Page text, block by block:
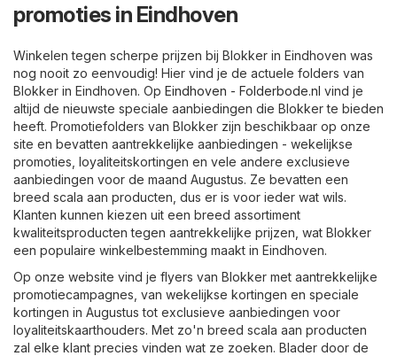
promoties in Eindhoven
Winkelen tegen scherpe prijzen bij Blokker in Eindhoven was
nog nooit zo eenvoudig! Hier vind je de actuele folders van
Blokker in Eindhoven. Op Eindhoven - Folderbode.nl vind je
altijd de nieuwste speciale aanbiedingen die Blokker te bieden
heeft. Promotiefolders van Blokker zijn beschikbaar op onze
site en bevatten aantrekkelijke aanbiedingen - wekelijkse
promoties, loyaliteitskortingen en vele andere exclusieve
aanbiedingen voor de maand Augustus. Ze bevatten een
breed scala aan producten, dus er is voor ieder wat wils.
Klanten kunnen kiezen uit een breed assortiment
kwaliteitsproducten tegen aantrekkelijke prijzen, wat Blokker
een populaire winkelbestemming maakt in Eindhoven.
Op onze website vind je flyers van Blokker met aantrekkelijke
promotiecampagnes, van wekelijkse kortingen en speciale
kortingen in Augustus tot exclusieve aanbiedingen voor
loyaliteitskaarthouders. Met zo'n breed scala aan producten
zal elke klant precies vinden wat ze zoeken. Blader door de